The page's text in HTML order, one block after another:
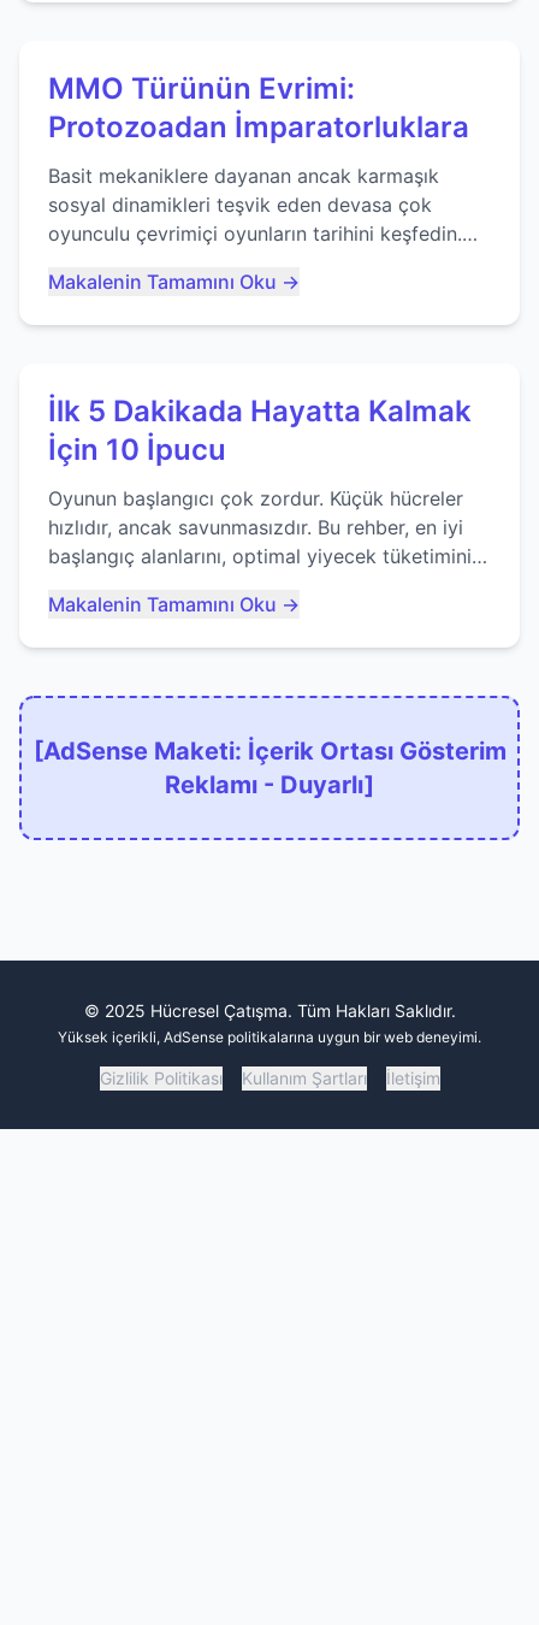
MMO Türünün Evrimi:
Protozoadan İmparatorluklara
Basit mekaniklere dayanan ancak karmaşık
sosyal dinamikleri teşvik eden devasa çok
oyunculu çevrimiçi oyunların tarihini keşfedin.
Makalenin Tamamını Oku →
İlk 5 Dakikada Hayatta Kalmak
İçin 10 İpucu
Oyunun başlangıcı çok zordur. Küçük hücreler
hızlıdır, ancak savunmasızdır. Bu rehber, en iyi
başlangıç alanlarını, optimal yiyecek tüketimini
kaçınacağınızı anlatıyor...
Makalenin Tamamını Oku →
[AdSense Maketi: İçerik Ortası Gösterim
Reklamı - Duyarlı]
© 2025 Hücresel Çatışma. Tüm Hakları Saklıdır.
Yüksek içerikli, AdSense politikalarına uygun bir web deneyimi.
Gizlilik Politikası Kullanım Şartları İletişim